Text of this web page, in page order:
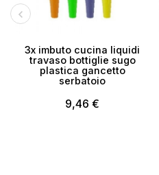
3x imbuto cucina liquidi
travaso bottiglie sugo
plastica gancetto
serbatoio
9,46 €